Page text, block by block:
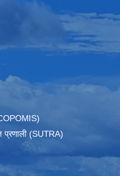
प्रणाली (SUTRA)